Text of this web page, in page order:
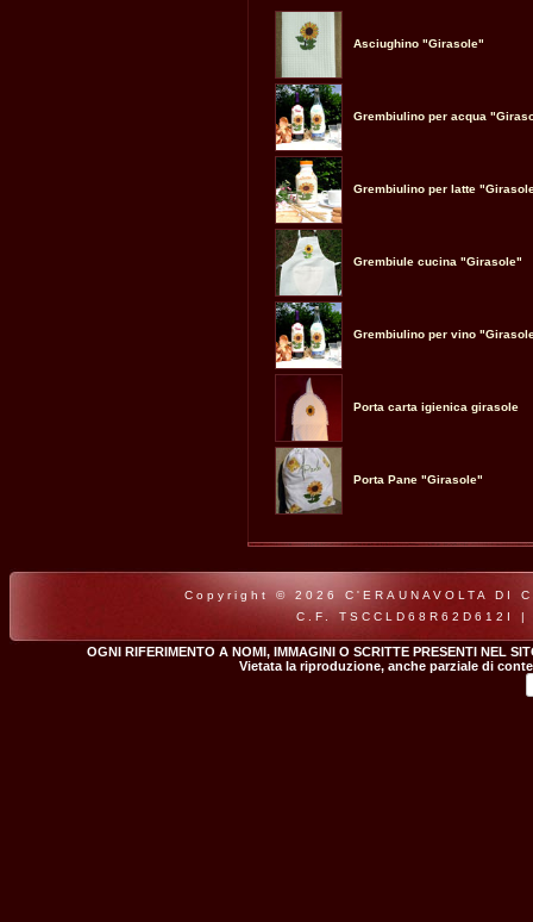
Asciughino "Girasole"
Grembiulino per acqua
Grembiulino per latte
Grembiule cucina "Girasole"
Grembiulino per vino
Porta carta igienica girasole
Porta Pane "Girasole"
Copyright © 2026 C'ERAUNAVOLTA
C.F. TSCCLD68R62D612I
OGNI RIFERIMENTO A NOMI, IMMAGINI O SCRITTE PRESENTI NEL
Vietata la riproduzione, anche parziale di